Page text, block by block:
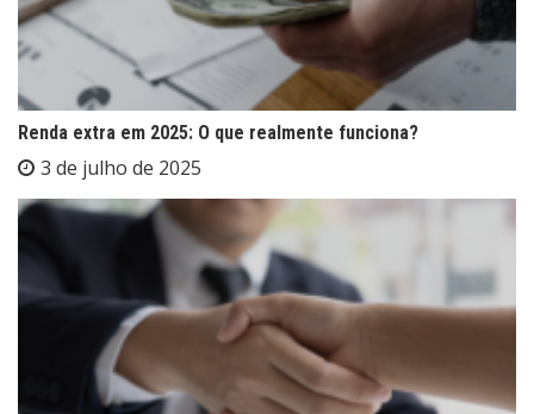
Renda extra em 2025: O que realmente funciona?
3 de julho de 2025